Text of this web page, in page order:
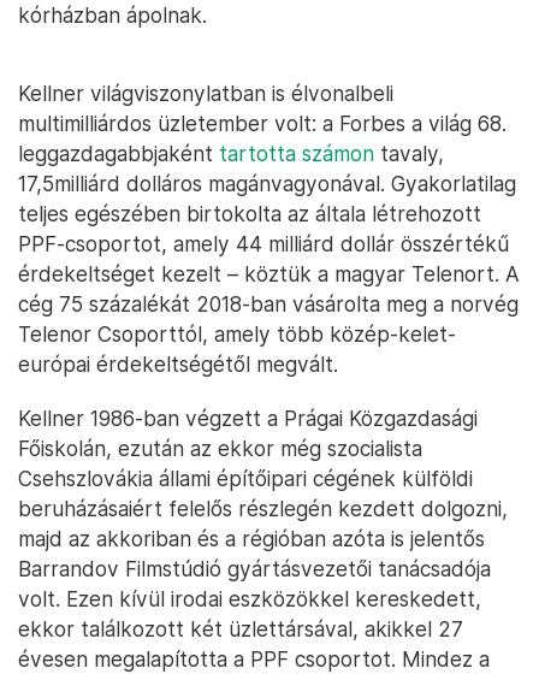
kórházban ápolnak.
Kellner világviszonylatban is élvonalbeli
multimilliárdos üzletember volt: a Forbes a világ 68.
leggazdagabbjaként tartotta számon tavaly,
17,5milliárd dolláros magánvagyonával. Gyakorlatilag
teljes egészében birtokolta az általa létrehozott
PPF-csoportot, amely 44 milliárd dollár összértékű
érdekeltséget kezelt – köztük a magyar Telenort. A
cég 75 százalékát 2018-ban vásárolta meg a norvég
Telenor Csoporttól, amely több közép-kelet-
európai érdekeltségétől megvált.
Kellner 1986-ban végzett a Prágai Közgazdasági
Főiskolán, ezután az ekkor még szocialista
Csehszlovákia állami építőipari cégének külföldi
beruházásaiért felelős részlegén kezdett dolgozni,
majd az akkoriban és a régióban azóta is jelentős
Barrandov Filmstúdió gyártásvezetői tanácsadója
volt. Ezen kívül irodai eszközökkel kereskedett,
ekkor találkozott két üzlettársával, akikkel 27
évesen megalapította a PPF csoportot. Mindez a